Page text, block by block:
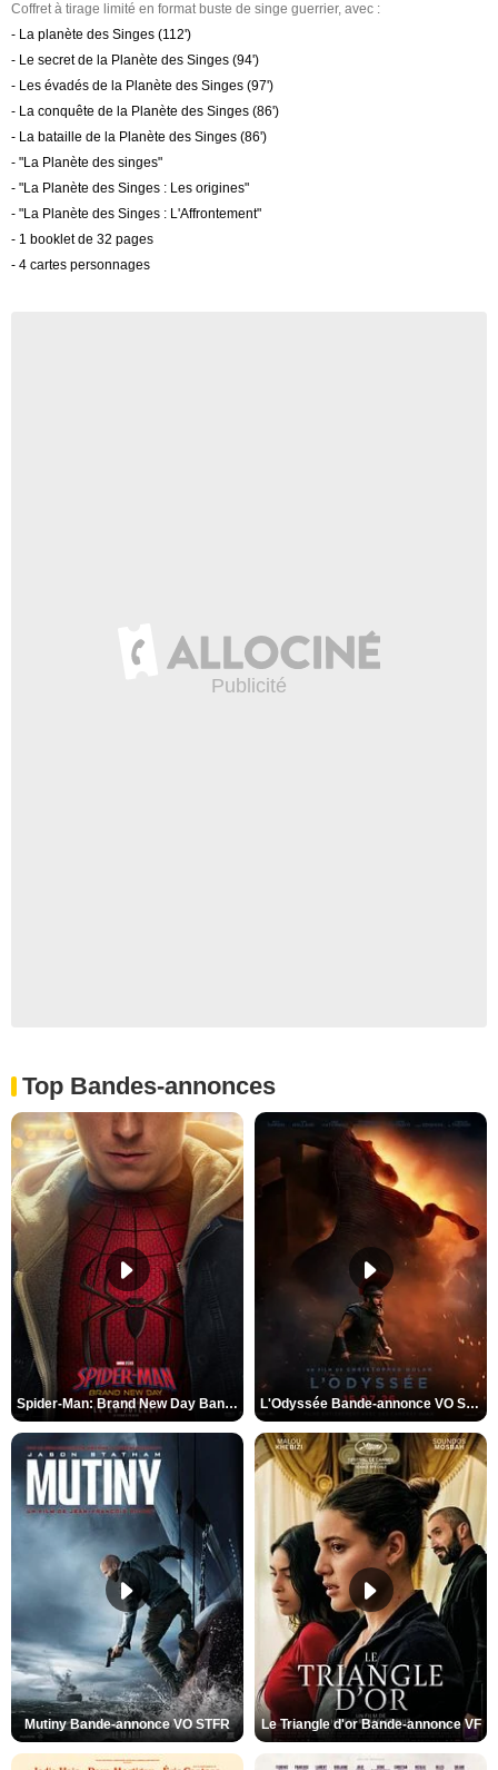
Coffret à tirage limité en format buste de singe guerrier, avec :
- La planète des Singes (112')
- Le secret de la Planète des Singes (94')
- Les évadés de la Planète des Singes (97')
- La conquête de la Planète des Singes (86')
- La bataille de la Planète des Singes (86')
- "La Planète des singes"
- "La Planète des Singes : Les origines"
- "La Planète des Singes : L'Affrontement"
- 1 booklet de 32 pages
- 4 cartes personnages
Top Bandes-annonces
Spider-Man: Brand New Day Bande-annonce VO STFR L'Odyssée Bande-annonce VO STFR
Mutiny Bande-annonce VO STFR Le Triangle d'or Bande-annonce VF